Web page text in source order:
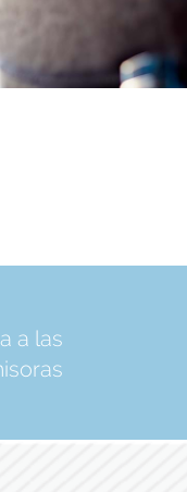
a las